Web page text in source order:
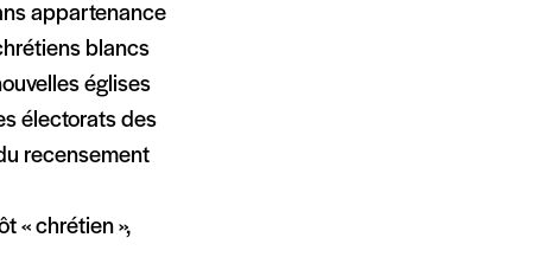
appartenance
blancs
églises
électorats des
recensement
« chrétien »,